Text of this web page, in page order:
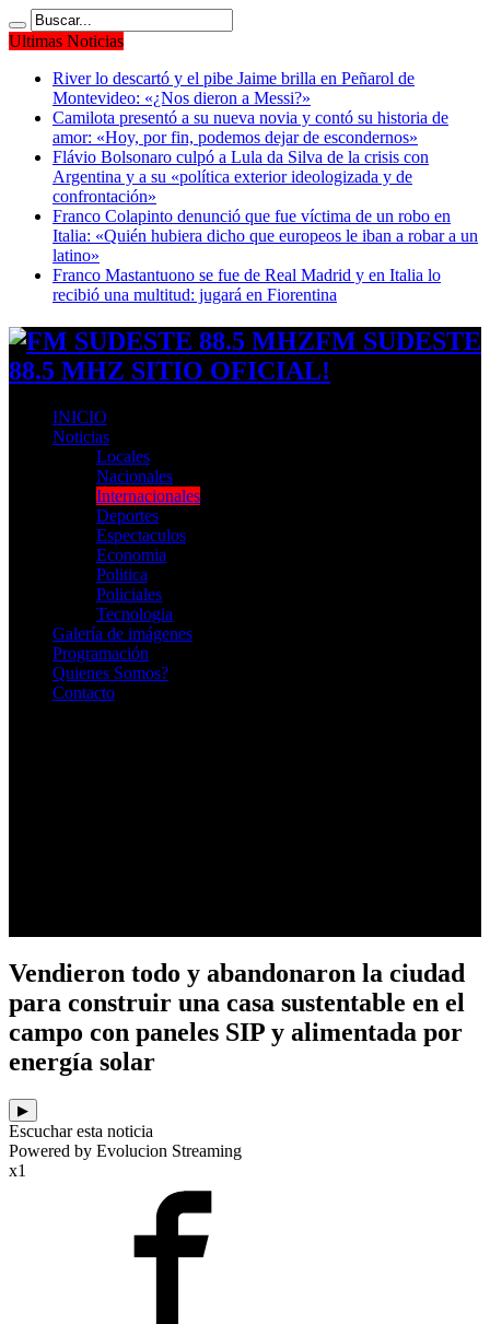
Ultimas Noticias
River lo descartó y el pibe Jaime brilla en Peñarol de
Montevideo: «¿Nos dieron a Messi?»
Camilota presentó a su nueva novia y contó su historia de
amor: «Hoy, por fin, podemos dejar de escondernos»
Flávio Bolsonaro culpó a Lula da Silva de la crisis con
Argentina y a su «política exterior ideologizada y de
confrontación»
Franco Colapinto denunció que fue víctima de un robo en
Italia: «Quién hubiera dicho que europeos le iban a robar a un
latino»
Franco Mastantuono se fue de Real Madrid y en Italia lo
recibió una multitud: jugará en Fiorentina
FM SUDESTE
88.5 MHZ SITIO OFICIAL!
INICIO
Noticias
Locales
Nacionales
Internacionales
Deportes
Espectaculos
Economia
Politica
Policiales
Tecnologia
Galería de imágenes
Programación
Quienes Somos?
Contacto
Vendieron todo y abandonaron la ciudad
para construir una casa sustentable en el
campo con paneles SIP y alimentada por
energía solar
▶
Escuchar esta noticia
Powered by Evolucion Streaming
x1